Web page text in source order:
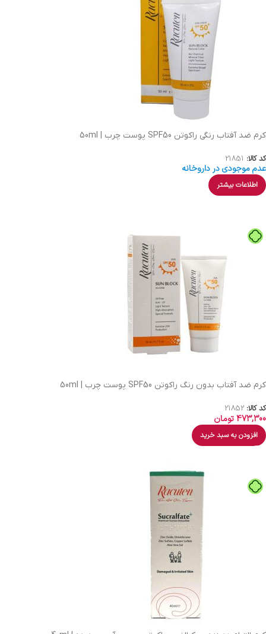
کرم ضد آفتاب رنگی راکوتن SPF50 پوست چرب | 50ml
کد کالا: 21851
عدم موجودی در داروخانه
اطلاعات بیشتر
کرم ضد آفتاب بدون رنگ راکوتن SPF50 پوست چرب | 50ml
کد کالا: 21852
473,300تومان
افزودن به سبد خرید